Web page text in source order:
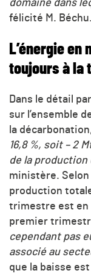
domaine dans
félicité M. Béchu.
L’énergie
toujours à la
Dans le détail
sur l’ensemble
la
16,8 %, soit – 2
de la production
ministère. Selon
production
trimestre est en
premier
cependant pas
associé au
que la baisse